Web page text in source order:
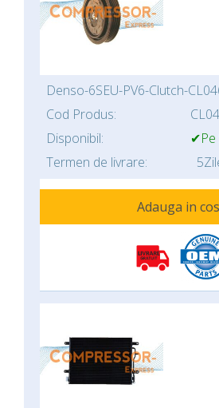
Denso-6SEU-PV6-Clutch-
Cod Produs:
Disponibil:
✔Pe
Termen de livrare:
Adauga in cos